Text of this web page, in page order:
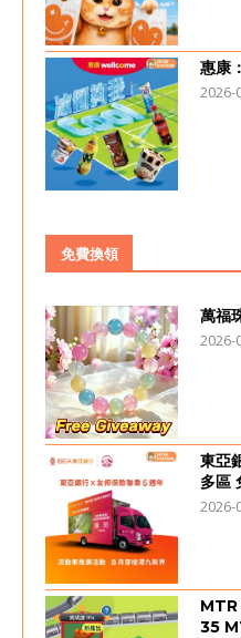
惠康
2026-
免費換領
萬福
2026-
東亞
多區
2026-
MTR
35